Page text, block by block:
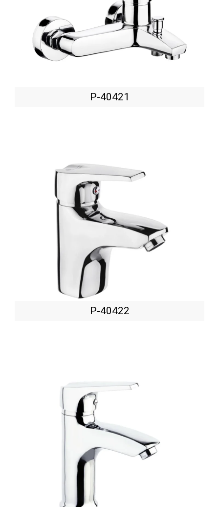
P-40421
P-40422